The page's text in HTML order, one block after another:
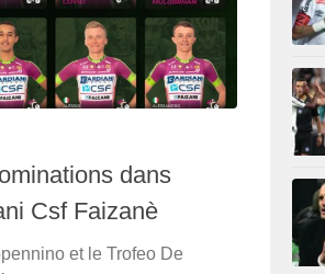
dans
Csf Faizanè
et le Trofeo De